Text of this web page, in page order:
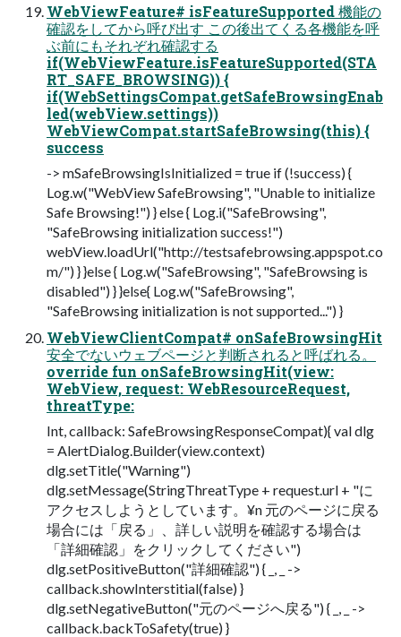
WebViewFeature# isFeatureSupported 機能の
確認をしてから呼び出す この後出てくる各機能を呼
ぶ前にもそれぞれ確認する
if(WebViewFeature.isFeatureSupported(STA
RT_SAFE_BROWSING)) {
if(WebSettingsCompat.getSafeBrowsingEnab
led(webView.settings))
WebViewCompat.startSafeBrowsing(this) {
success
-> mSafeBrowsingIsInitialized = true if (!success) {
Log.w("WebView SafeBrowsing", "Unable to initialize
Safe Browsing!") } else { Log.i("SafeBrowsing",
"SafeBrowsing initialization success!")
webView.loadUrl("http://testsafebrowsing.appspot.co
m/") } }else { Log.w("SafeBrowsing", "SafeBrowsing is
disabled") } }else{ Log.w("SafeBrowsing",
"SafeBrowsing initialization is not supported...") }
WebViewClientCompat# onSafeBrowsingHit
安全でないウェブページと判断されると呼ばれる。
override fun onSafeBrowsingHit(view:
WebView, request: WebResourceRequest,
threatType:
Int, callback: SafeBrowsingResponseCompat){ val dlg
= AlertDialog.Builder(view.context)
dlg.setTitle("Warning")
dlg.setMessage(StringThreatType + request.url + "に
アクセスしようとしています。¥n 元のページに戻る
場合には「戻る」、詳しい説明を確認する場合は
「詳細確認」をクリックしてください")
dlg.setPositiveButton("詳細確認") { _, _ ->
callback.showInterstitial(false) }
dlg.setNegativeButton("元のページへ戻る") { _, _ ->
callback.backToSafety(true) }